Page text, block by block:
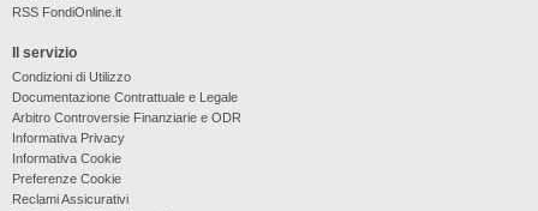
RSS FondiOnline.it
Il servizio
Condizioni di Utilizzo
Documentazione Contrattuale e Legale
Arbitro Controversie Finanziarie e ODR
Informativa Privacy
Informativa Cookie
Preferenze Cookie
Reclami Assicurativi